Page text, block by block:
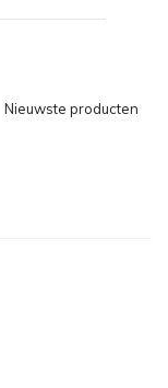
Nieuwste producten